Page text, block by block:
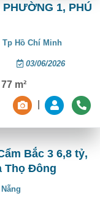
1, PHÚ
Tp Hồ Chí Minh
03/06/2026
77 m²
Bắc 3 6,8 tỷ,
Thọ Đông